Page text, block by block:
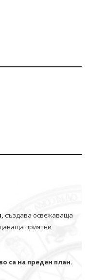
създава освежаваща
приятни
са на преден план.